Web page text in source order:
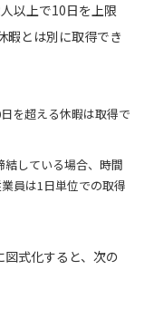
以上で10日を上限
暇とは別に取得でき
を超える休暇は取得で
している場合、時間
員は1日単位での取得
式化すると、次の